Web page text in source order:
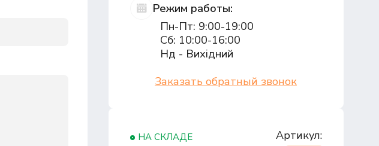
Режим работы:
Пн-Пт: 9:00-19:00
Сб: 10:00-16:00
Нд - Вихідний
Заказать обратный звонок
НА СКЛАДЕ
Артикул: